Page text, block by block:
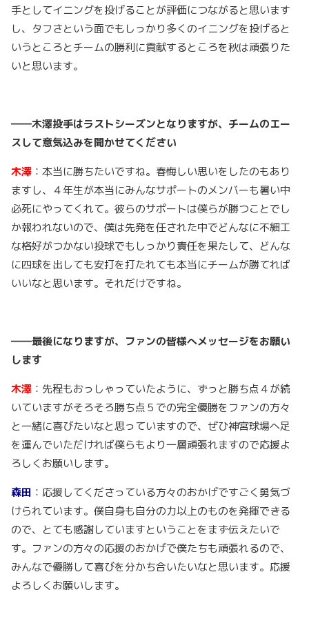
手としてイニングを投げることが評価につながると思います
し、タフさという面でもしっかり多くのイニングを投げると
いうところとチームの勝利に貢献するところを秋は頑張りた
いと思います。
――木澤投手はラストシーズンとなりますが、チームのエー
スして意気込みを聞かせてください
木澤 ：本当に勝ちたいですね。春悔しい思いをしたのもあり
ますし、４年生が本当にみんなサポートのメンバーも暑い中
必死にやってくれて。彼らのサポートは僕らが勝つことでし
か報われないので、僕は先発を任された中でどんなに不細工
な格好がつかない投球でもしっかり責任を果たして、どんな
に四球を出しても安打を打たれても本当にチームが勝てれば
いいなと思います。それだけですね。
――最後になりますが、ファンの皆様へメッセージをお願い
します
木澤 ：先程もおっしゃっていたように、ずっと勝ち点４が続
いていますがそろそろ勝ち点５での完全優勝をファンの方々
と一緒に喜びたいなと思っていますので、ぜひ神宮球場へ足
を運んでいただければ僕らもより一層頑張れますので応援よ
ろしくお願いします。
森田 ：応援してくださっている方々のおかげですごく勇気づ
けられています。僕自身も自分の力以上のものを発揮できる
ので、とても感謝していますということをまず伝えたいで
す。ファンの方々の応援のおかげで僕たちも頑張れるので、
みんなで優勝して喜びを分かち合いたいなと思います。応援
よろしくお願いします。